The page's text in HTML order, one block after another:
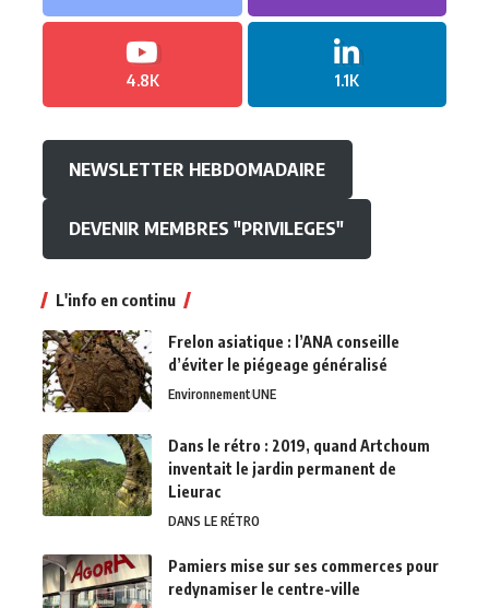
4.8K 1.1K
NEWSLETTER HEBDOMADAIRE
DEVENIR MEMBRES "PRIVILEGES"
L'info en continu
Frelon asiatique : l’ANA conseille
d’éviter le piégeage généralisé
EnvironnementUNE
Dans le rétro : 2019, quand Artchoum
inventait le jardin permanent de
Lieurac
DANS LE RÉTRO
Pamiers mise sur ses commerces pour
redynamiser le centre-ville